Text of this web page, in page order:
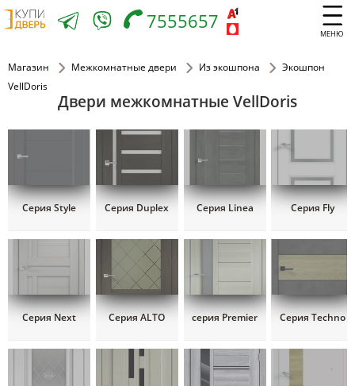
МЕНЮ
7555657
Магазин Межкомнатные двери Из экошпона
Экошпон
VellDoris
Двери межкомнатные VellDoris
Серия Style Серия Duplex Серия Linea Серия Fly
Серия Next Серия ALTO серия Premier Серия Techno